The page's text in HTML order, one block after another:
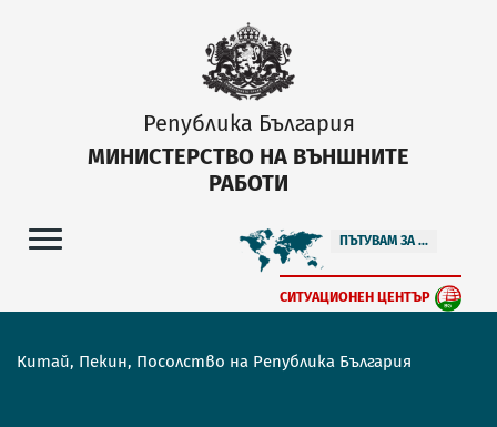
Република България
МИНИСТЕРСТВО НА ВЪНШНИТЕ
РАБОТИ
ПЪТУВАМ ЗА ...
СИТУАЦИОНЕН ЦЕНТЪР
Китай, Пекин, Посолство на Република България